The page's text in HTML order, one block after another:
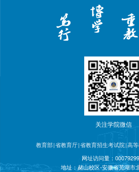
关注学院微信
教育部|省教育厅|省教育招生考试院|高
网址访问量：
地址：赭山校区-安徽省芜湖市